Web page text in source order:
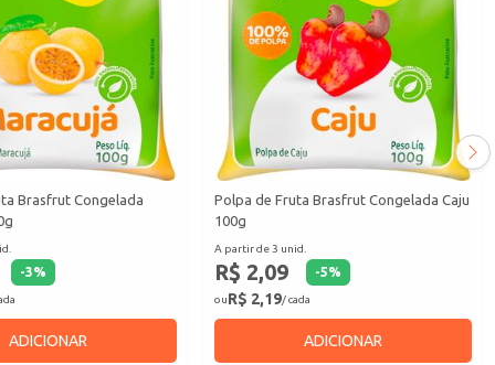
Brasfrut Congelada
-3%
ADICIONAR
Polpa de Fruta Brasfrut Congelada Caju
100g
A partir de 3 unid.
R$ 2,09 -5%
ouR$ 2,19/ cada
ADICIONAR